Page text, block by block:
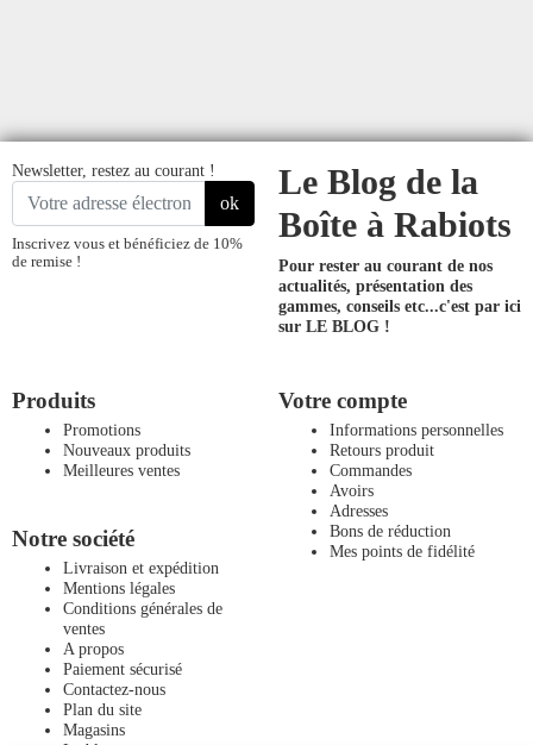
Newsletter, restez au courant !
ok
Inscrivez vous et bénéficiez de 10%
de remise !
Le Blog de la
Boîte à Rabiots
Pour rester au courant de nos
actualités, présentation des
gammes, conseils etc...c'est par ici
sur LE BLOG !
Produits
Promotions
Nouveaux produits
Meilleures ventes
Notre société
Livraison et expédition
Mentions légales
Conditions générales de
ventes
A propos
Paiement sécurisé
Contactez-nous
Plan du site
Magasins
Votre compte
Informations personnelles
Retours produit
Commandes
Avoirs
Adresses
Bons de réduction
Mes points de fidélité